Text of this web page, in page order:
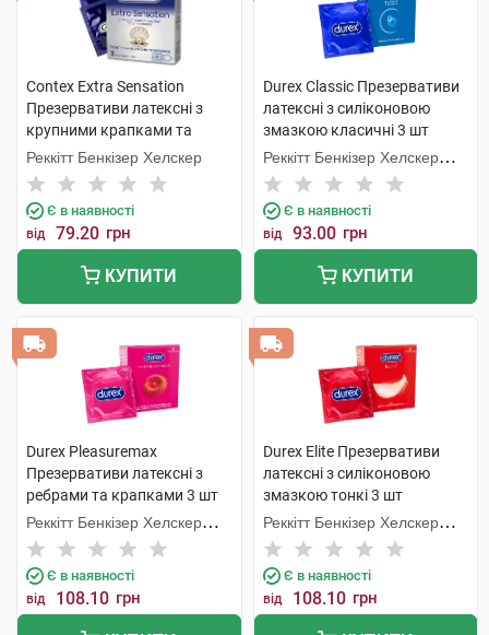
Contex Extra Sensation
Презервативи латексні з
крупними крапками та
ребрами 3 шт
Реккітт Бенкізер Хелскер
Є в наявності
від 79.20 грн
КУПИТИ
Durex Classic Презервативи
латексні з силіконовою
змазкою класичні 3 шт
Реккітт Бенкізер Хелскер
Мануфектурінг
Є в наявності
від 93.00 грн
КУПИТИ
Durex Pleasuremax
Презервативи латексні з
ребрами та крапками 3 шт
Реккітт Бенкізер Хелскер
Мануфектурінг
Є в наявності
від 108.10 грн
Durex Elite Презервативи
латексні з силіконовою
змазкою тонкі 3 шт
Реккітт Бенкізер Хелскер
Мануфектурінг
Є в наявності
від 108.10 грн